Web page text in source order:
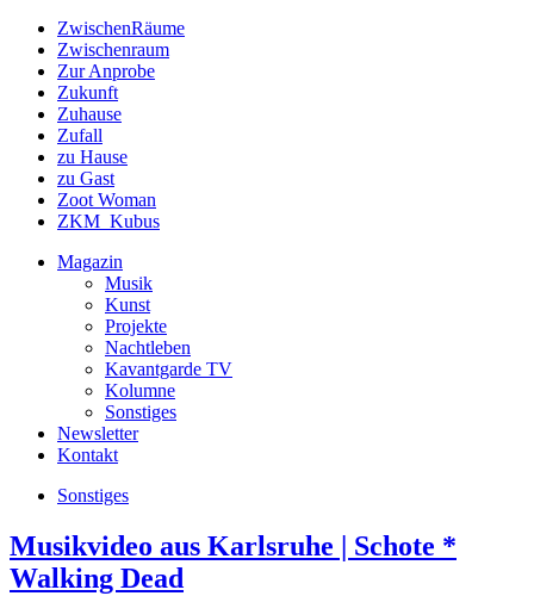
ZwischenRäume
Zwischenraum
Zur Anprobe
Zukunft
Zuhause
Zufall
zu Hause
zu Gast
Zoot Woman
ZKM_Kubus
Magazin
Musik
Kunst
Projekte
Nachtleben
Kavantgarde TV
Kolumne
Sonstiges
Newsletter
Kontakt
Sonstiges
Musikvideo aus Karlsruhe | Schote *
Walking Dead